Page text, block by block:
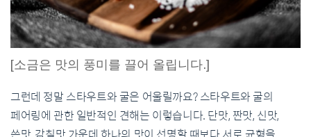
[소금은 맛의 풍미를 끌어 올립니다.]
그런데 정말 스타우트와 굴은 어울릴까요? 스타우트와 굴의
페어링에 관한 일반적인 견해는 이렇습니다. 단맛, 짠맛, 신맛,